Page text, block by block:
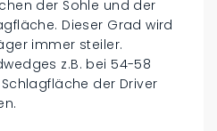
der Sohle und der
Dieser Grad wird
immer steiler.
z.B. bei 54-58
der Driver